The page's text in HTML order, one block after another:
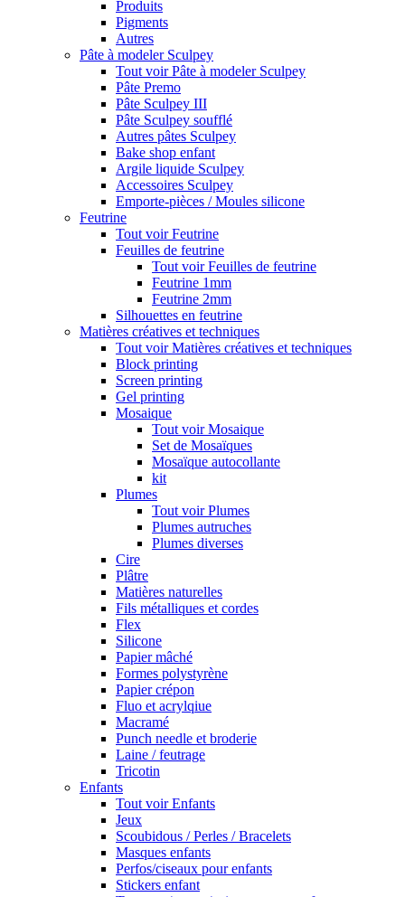
Produits
Pigments
Autres
Pâte à modeler Sculpey
Tout voir Pâte à modeler Sculpey
Pâte Premo
Pâte Sculpey III
Pâte Sculpey soufflé
Autres pâtes Sculpey
Bake shop enfant
Argile liquide Sculpey
Accessoires Sculpey
Emporte-pièces / Moules silicone
Feutrine
Tout voir Feutrine
Feuilles de feutrine
Tout voir Feuilles de feutrine
Feutrine 1mm
Feutrine 2mm
Silhouettes en feutrine
Matières créatives et techniques
Tout voir Matières créatives et techniques
Block printing
Screen printing
Gel printing
Mosaique
Tout voir Mosaique
Set de Mosaïques
Mosaïque autocollante
kit
Plumes
Tout voir Plumes
Plumes autruches
Plumes diverses
Cire
Plâtre
Matières naturelles
Fils métalliques et cordes
Flex
Silicone
Papier mâché
Formes polystyrène
Papier crépon
Fluo et acrylqiue
Macramé
Punch needle et broderie
Laine / feutrage
Tricotin
Enfants
Tout voir Enfants
Jeux
Scoubidous / Perles / Bracelets
Masques enfants
Perfos/ciseaux pour enfants
Stickers enfant